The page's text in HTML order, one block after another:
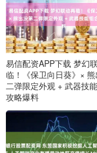
易信配资APP下载 梦幻
临！《保卫向日葵》×
二弹限定外观 + 武器技
攻略爆料